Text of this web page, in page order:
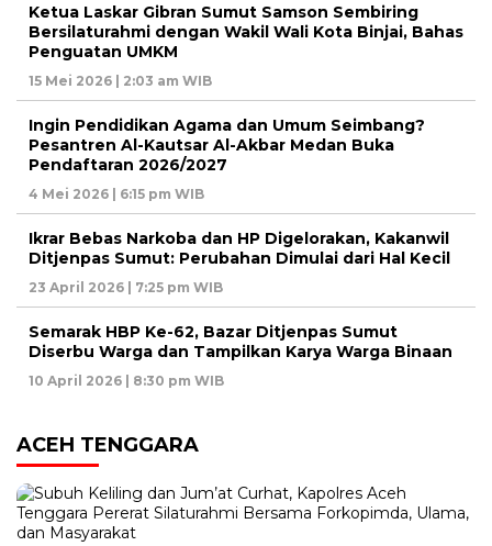
Ketua Laskar Gibran Sumut Samson Sembiring
Bersilaturahmi dengan Wakil Wali Kota Binjai, Bahas
Penguatan UMKM
15 Mei 2026 | 2:03 am WIB
Ingin Pendidikan Agama dan Umum Seimbang?
Pesantren Al-Kautsar Al-Akbar Medan Buka
Pendaftaran 2026/2027
4 Mei 2026 | 6:15 pm WIB
Ikrar Bebas Narkoba dan HP Digelorakan, Kakanwil
Ditjenpas Sumut: Perubahan Dimulai dari Hal Kecil
23 April 2026 | 7:25 pm WIB
Semarak HBP Ke-62, Bazar Ditjenpas Sumut
Diserbu Warga dan Tampilkan Karya Warga Binaan
10 April 2026 | 8:30 pm WIB
ACEH TENGGARA